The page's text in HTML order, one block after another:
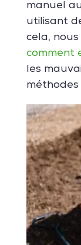
manuel
utilisant
cela,
comment
les